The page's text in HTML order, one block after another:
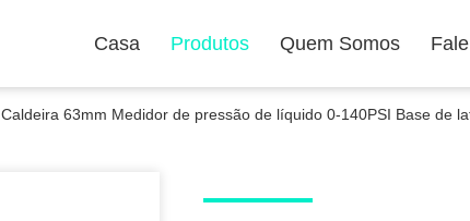
Casa Produtos Quem Somos
Caldeira 63mm Medidor de pressão de líquido 0-140PSI Base de